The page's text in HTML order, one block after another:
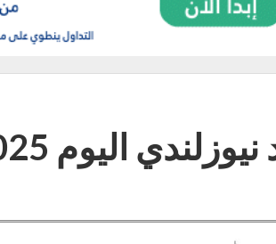
اليوم 30/4/2025